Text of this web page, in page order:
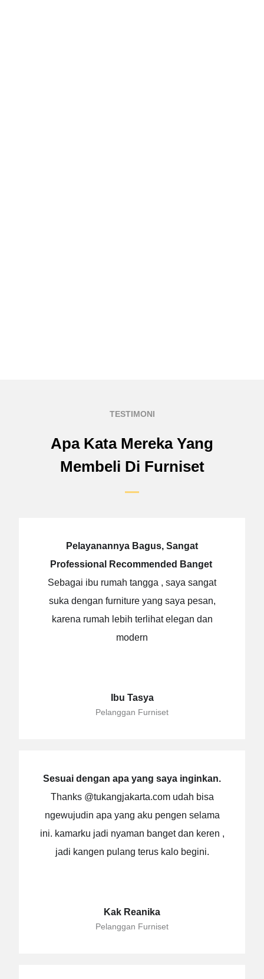
TESTIMONI
Apa Kata Mereka Yang
Membeli Di Furniset
Pelayanannya Bagus, Sangat
Professional Recommended Banget
Sebagai ibu rumah tangga , saya sangat
suka dengan furniture yang saya pesan,
karena rumah lebih terlihat elegan dan
modern
Ibu Tasya
Pelanggan Furniset
Sesuai dengan apa yang saya inginkan.
Thanks @tukangjakarta.com udah bisa
ngewujudin apa yang aku pengen selama
ini. kamarku jadi nyaman banget dan keren ,
jadi kangen pulang terus kalo begini.
Kak Reanika
Pelanggan Furniset